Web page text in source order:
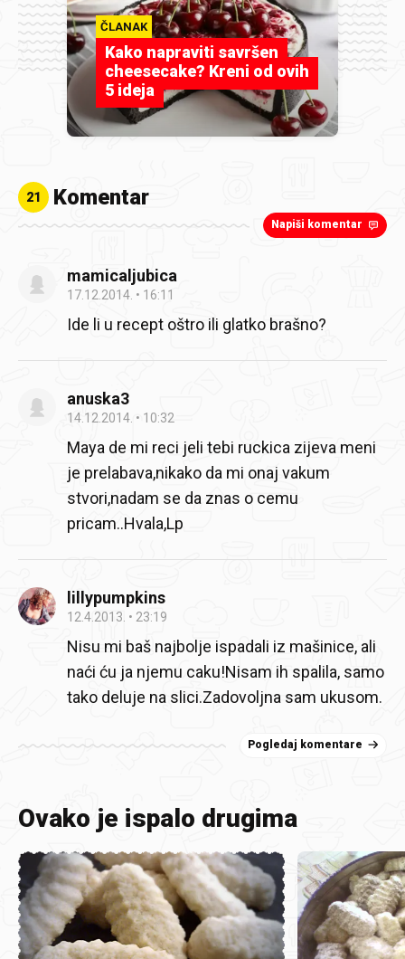
ČLANAK
Kako napraviti savršen
cheesecake? Kreni od ovih
5 ideja
21 Komentar
Napiši komentar
mamicaljubica
17.12.2014. 16:11
Ide li u recept oštro ili glatko brašno?
anuska3
14.12.2014. 10:32
Maya de mi reci jeli tebi ruckica zijeva meni
je prelabava,nikako da mi onaj vakum
stvori,nadam se da znas o cemu
pricam..Hvala,Lp
lillypumpkins
12.4.2013. 23:19
Nisu mi baš najbolje ispadali iz mašinice, ali
naći ću ja njemu caku!Nisam ih spalila, samo
tako deluje na slici.Zadovoljna sam ukusom.
Pogledaj komentare
Ovako je ispalo drugima